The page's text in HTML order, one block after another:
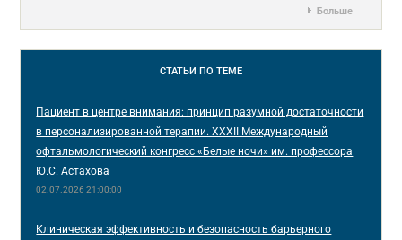
Больше
СТАТЬИ ПО ТЕМЕ
Пациент в центре внимания: принцип разумной достаточности
в персонализированной терапии. XXXII Международный
офтальмологический конгресс «Белые ночи» им. профессора
Ю.С. Астахова
02.07.2026 21:00:00
Клиническая эффективность и безопасность барьерного